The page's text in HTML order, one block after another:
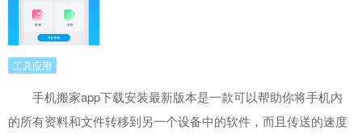
工具应用
手机搬家app下载安装最新版本是一款可以帮助你将手机内
的所有资料和文件转移到另一个设备中的软件，而且传送的速度